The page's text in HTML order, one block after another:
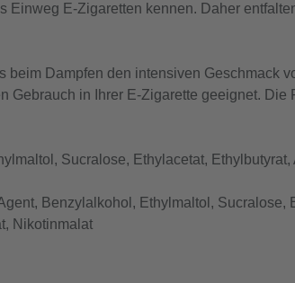
E-Zigaretten kennen. Daher
Dampfen den intensiven Geschmack
in Ihrer E-Zigarette geeignet.
Sucralose, Ethylacetat,
Benzylalkohol, Ethylmaltol, Sucralose,
Nikotinmalat